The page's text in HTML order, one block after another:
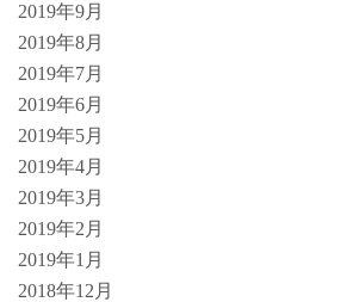
2019年9月
2019年8月
2019年7月
2019年6月
2019年5月
2019年4月
2019年3月
2019年2月
2019年1月
2018年12月